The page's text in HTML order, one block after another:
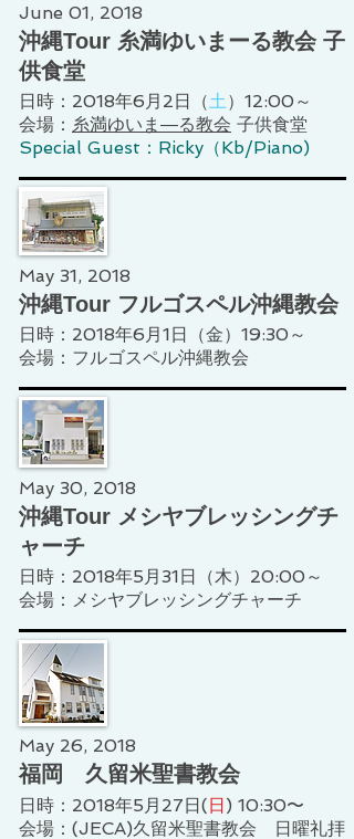
June 01, 2018
沖縄Tour 糸満ゆいまーる教会 子
供食堂
日時：2018年6月2日（土）12:00～
会場： 糸満ゆいま―る教会 子供食堂
Special Guest：Ricky（Kb/Piano)
May 31, 2018
沖縄Tour フルゴスペル沖縄教会
日時：2018年6月1日（金）19:30～
会場：フルゴスペル沖縄教会
May 30, 2018
沖縄Tour メシヤブレッシングチ
ャーチ
日時：2018年5月31日（木）20:00～
会場：メシヤブレッシングチャーチ
May 26, 2018
福岡 久留米聖書教会
日時：2018年5月27日(日) 10:30〜
​会場：(JECA)久留米聖書教会 日曜礼拝​